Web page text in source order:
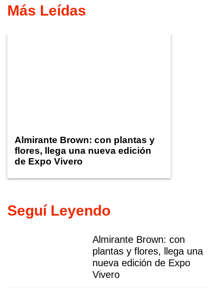
Más Leídas
Almirante Brown: con plantas y
flores, llega una nueva edición
de Expo Vivero
Seguí Leyendo
Almirante Brown: con
plantas y flores, llega una
nueva edición de Expo
Vivero